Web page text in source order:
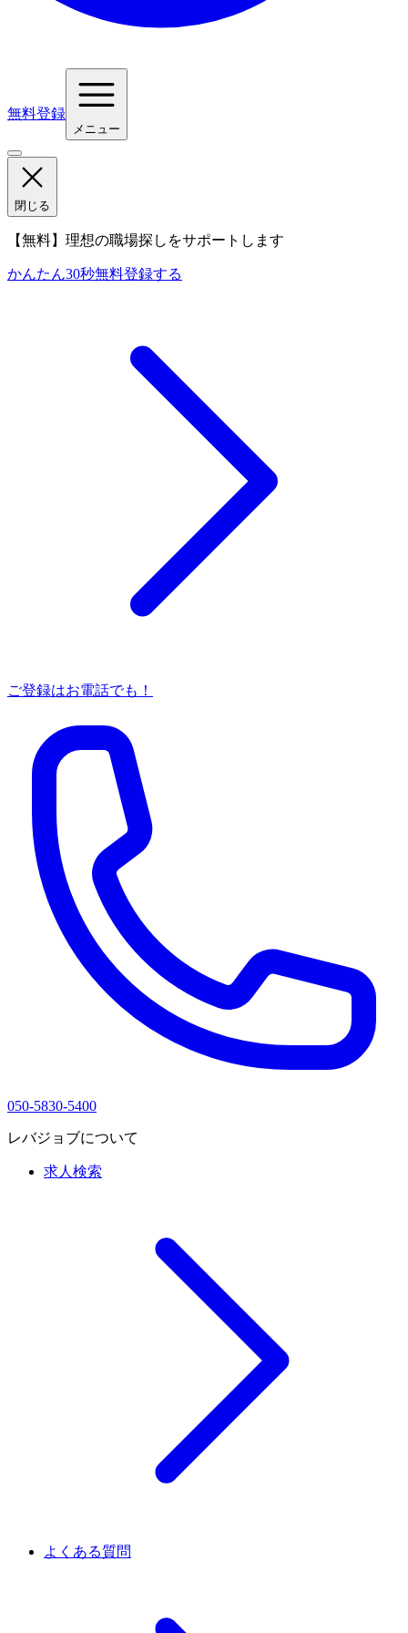
無料登録
メニュー
閉じる
【無料】理想の職場探しをサポートします
かんたん30秒無料登録する
ご登録はお電話でも！
050-5830-5400
レバジョブについて
求人検索
よくある質問